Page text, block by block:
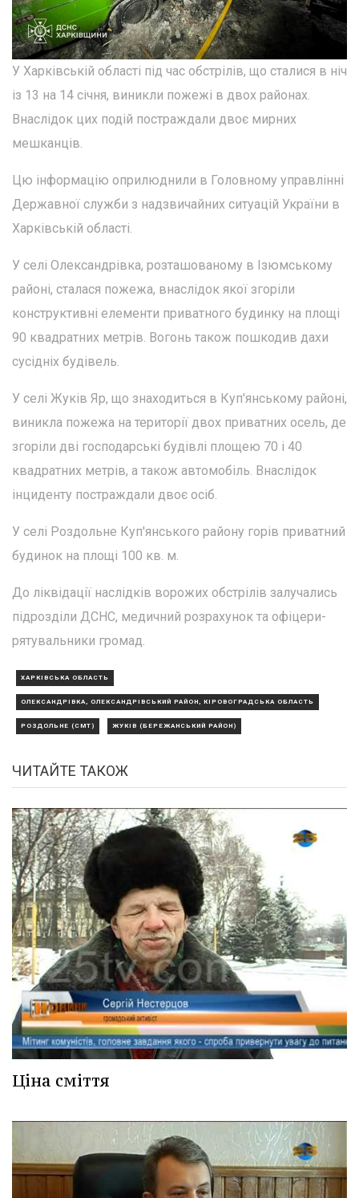
У Харківській області під час обстрілів, що сталися в ніч
із 13 на 14 січня, виникли пожежі в двох районах.
Внаслідок цих подій постраждали двоє мирних
мешканців.
Цю інформацію оприлюднили в Головному управлінні
Державної служби з надзвичайних ситуацій України в
Харківській області.
У селі Олександрівка, розташованому в Ізюмському
районі, сталася пожежа, внаслідок якої згоріли
конструктивні елементи приватного будинку на площі
90 квадратних метрів. Вогонь також пошкодив дахи
сусідніх будівель.
У селі Жуків Яр, що знаходиться в Куп'янському районі,
виникла пожежа на території двох приватних осель, де
згоріли дві господарські будівлі площею 70 і 40
квадратних метрів, а також автомобіль. Внаслідок
інциденту постраждали двоє осіб.
У селі Роздольне Куп'янського району горів приватний
будинок на площі 100 кв. м.
До ліквідації наслідків ворожих обстрілів залучались
підрозділи ДСНС, медичний розрахунок та офіцери-
рятувальники громад.
ХАРКІВСЬКА ОБЛАСТЬ
ОЛЕКСАНДРІВКА, ОЛЕКСАНДРІВСЬКИЙ РАЙОН, КІРОВОГРАДСЬКА ОБЛАСТЬ
РОЗДОЛЬНЕ (СМТ) ЖУКІВ (БЕРЕЖАНСЬКИЙ РАЙОН)
ЧИТАЙТЕ ТАКОЖ
Ціна сміття